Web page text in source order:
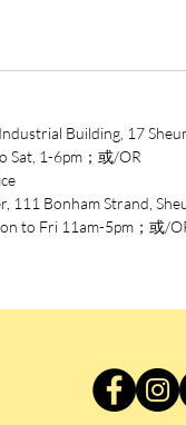
Building, 17
Sat, 1-6pm；或/OR
111 Bonham Strand,
to Fri 11am-5pm；或/